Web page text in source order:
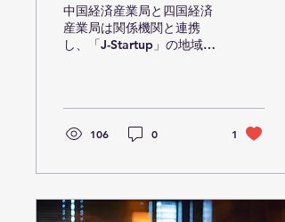
中国経済産業局と四国経済
産業局は関係機関と連携
し、「J-Startup」の地域版
まています。この度、
SETO iS POWER株式会社
がJ-Startup WESTに選定さ
介 令和8年2月26日（木曜
日）に お披露目式典 が開
106 0 1